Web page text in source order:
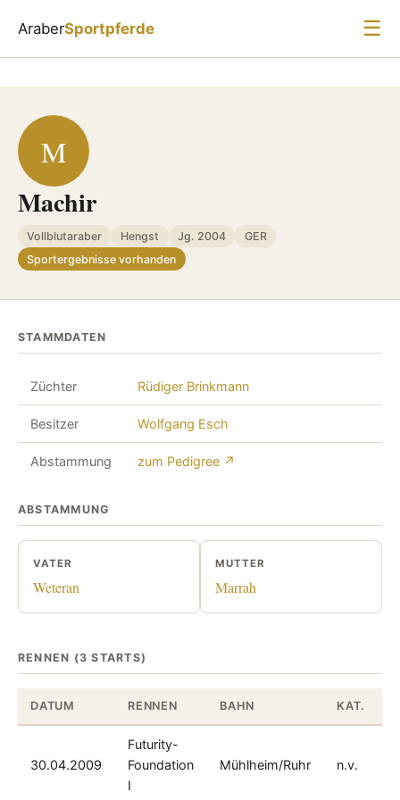
AraberSportpferde ☰
M
Machir
Vollblutaraber Hengst Jg. 2004
GER
Sportergebnisse vorhanden
STAMMDATEN
Züchter Rüdiger Brinkmann
Besitzer Wolfgang Esch
Abstammung zum Pedigree ↗
ABSTAMMUNG
VATER
Weteran
MUTTER
Marrah
RENNEN (3 STARTS)
DATUM RENNEN BAHN KAT.
30.04.2009
Futurity-
Foundation
I
Mühlheim/Ruhr n.v.